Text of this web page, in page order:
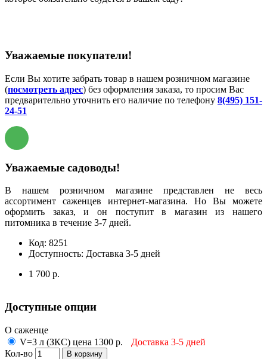
Уважаемые покупатели!
Если Вы хотите забрать товар в нашем розничном магазине
(посмотреть адрес) без оформления заказа, то просим Вас
предварительно уточнить его наличие по телефону 8(495) 151-
24-51
Уважаемые садоводы!
В нашем розничном магазине представлен не весь
ассортимент саженцев интернет-магазина. Но Вы можете
оформить заказ, и он поступит в магазин из нашего
питомника в течение 3-7 дней.
Код: 8251
Доступность: Доставка 3-5 дней
1 700 р.
Доступные опции
О саженце
V=3 л (ЗКС) цена 1300 р.
Доставка 3-5 дней
Кол-во
В корзину